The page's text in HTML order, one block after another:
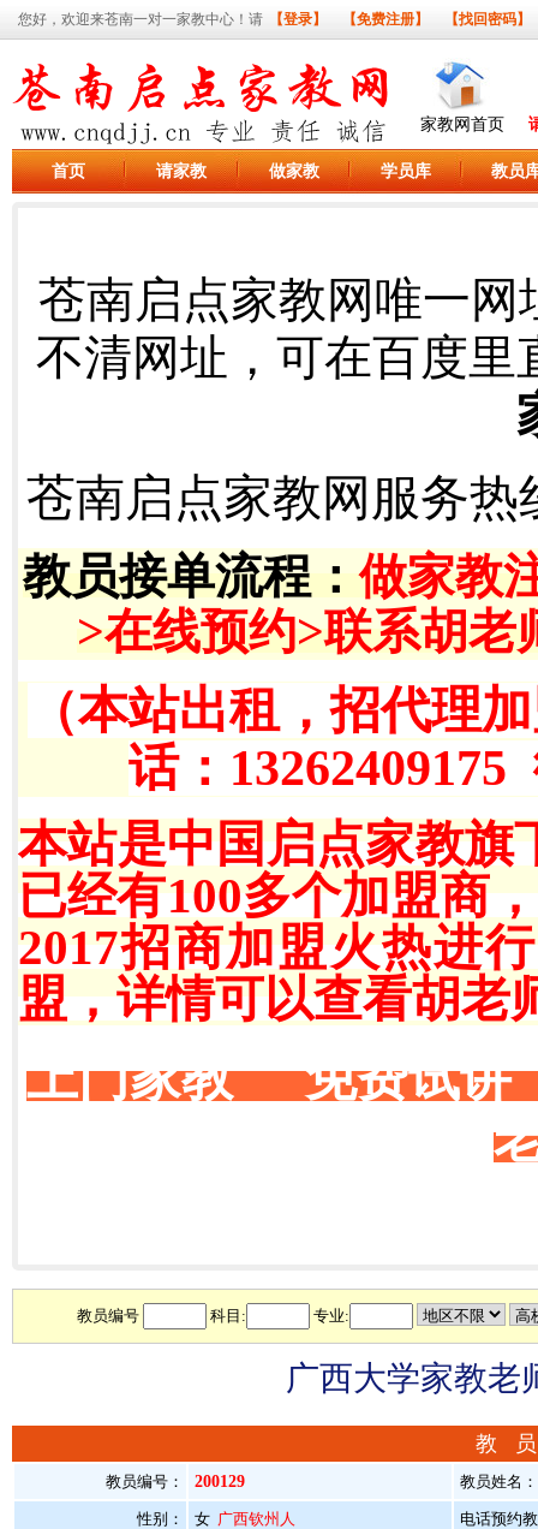
您好，欢迎来苍南一对一家教中心！请 【登录】 【免费注册】 【找回密码】
家教网首页
首页 请家教 做家教 学员库 教员
苍南启点家教网唯一网
不清网址，可在百度里
苍南启点家教网服务热
教员接单流程 ：做家教
>在线预约>联系胡老
（本站出租，招代理
话：
本站是中国启点家教旗
已经有100多个加盟商
2017招商加盟火热进
盟，详情可以查看胡老
上门家教 免费试讲
教员编号 科目: 专业:
广西大学家教
教
教员编号： 200129 教员姓名
性别： 女 广西钦州人 电话预约